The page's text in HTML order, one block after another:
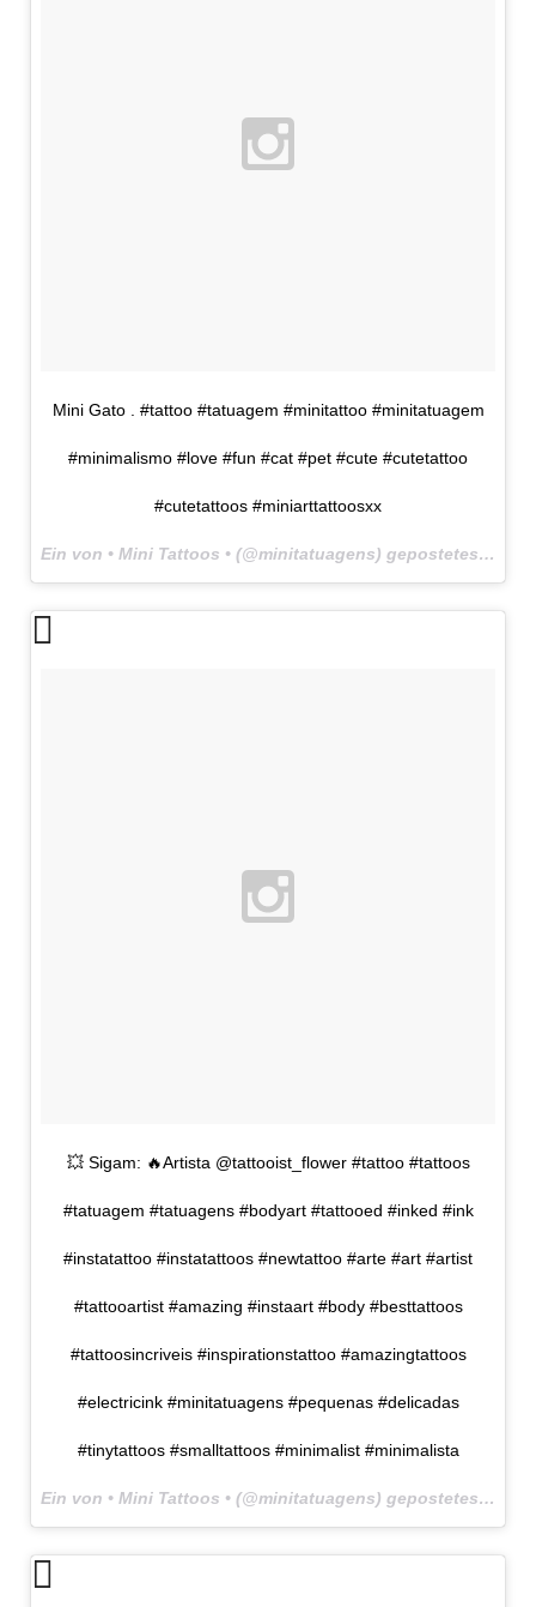
Mini Gato . #tattoo #tatuagem #minitattoo #minitatuagem
#minimalismo #love #fun #cat #pet #cute #cutetattoo
#cutetattoos #miniarttattoosxx
Ein von • Mini Tattoos • (@minitatuagens) gepostetes Foto am
💥 Sigam: 🔥Artista @tattooist_flower #tattoo #tattoos
#tatuagem #tatuagens #bodyart #tattooed #inked #ink
#instatattoo #instatattoos #newtattoo #arte #art #artist
#tattooartist #amazing #instaart #body #besttattoos
#tattoosincriveis #inspirationstattoo #amazingtattoos
#electricink #minitatuagens #pequenas #delicadas
#tinytattoos #smalltattoos #minimalist #minimalista
Ein von • Mini Tattoos • (@minitatuagens) gepostetes Foto am